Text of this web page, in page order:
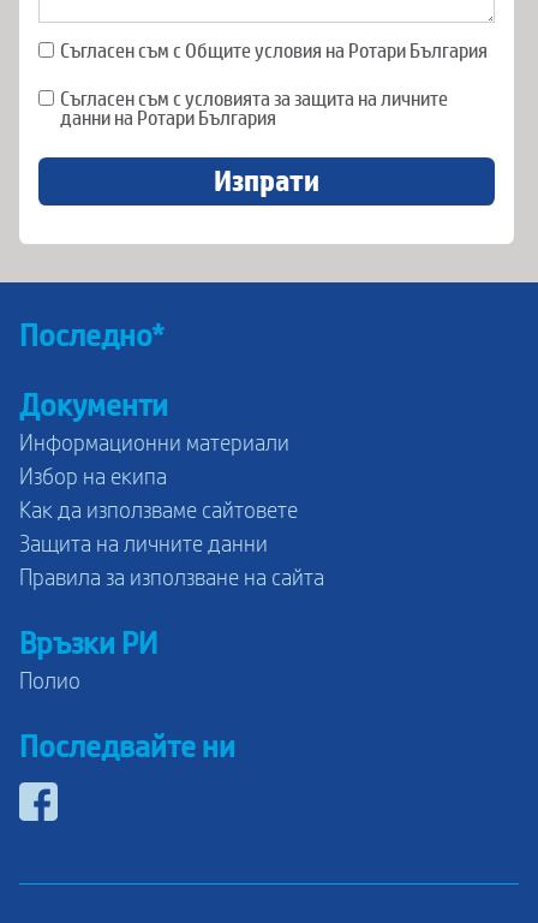
Съгласен съм с Общите условия на Ротари България
Съгласен съм с условията за защита на личните
данни на Ротари България
Изпрати
Последно*
Документи
Информационни материали
Избор на екипа
Как да използваме сайтовете
Защита на личните данни
Правила за използване на сайта
Връзки РИ
Полио
Последвайте ни